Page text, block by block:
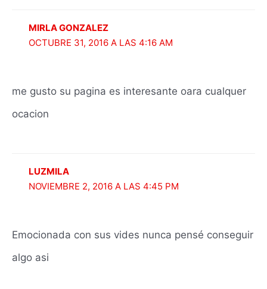
MIRLA GONZALEZ
OCTUBRE 31, 2016 A LAS 4:16 AM
me gusto su pagina es interesante oara cualquer
ocacion
LUZMILA
NOVIEMBRE 2, 2016 A LAS 4:45 PM
Emocionada con sus vides nunca pensé conseguir
algo asi